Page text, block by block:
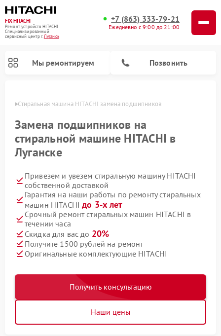
FIX-HITACHI
Ремонт устройств HITACHI
Специализированный
cервисный центр г.Луганск
+7 (863) 333-79-21
Ежедневно с 9:00 до 21:00
Мы ремонтируем Позвонить
Стиральная машина HITACHI замена подшипников
Замена подшипников на
стиральной машине HITACHI в
Луганске
Привезем и увезем стиральную машину HITACHI
собственной доставкой
Гарантия на наши работы по ремонту стиральных
машин HITACHIдо 3-х лет
Срочный ремонт стиральных машин HITACHI в
течении часа
Скидка для вас до 20%
Получите 1500 рублей на ремонт
Оригинальные комплектующие HITACHI
Получить консультацию
Наши цены